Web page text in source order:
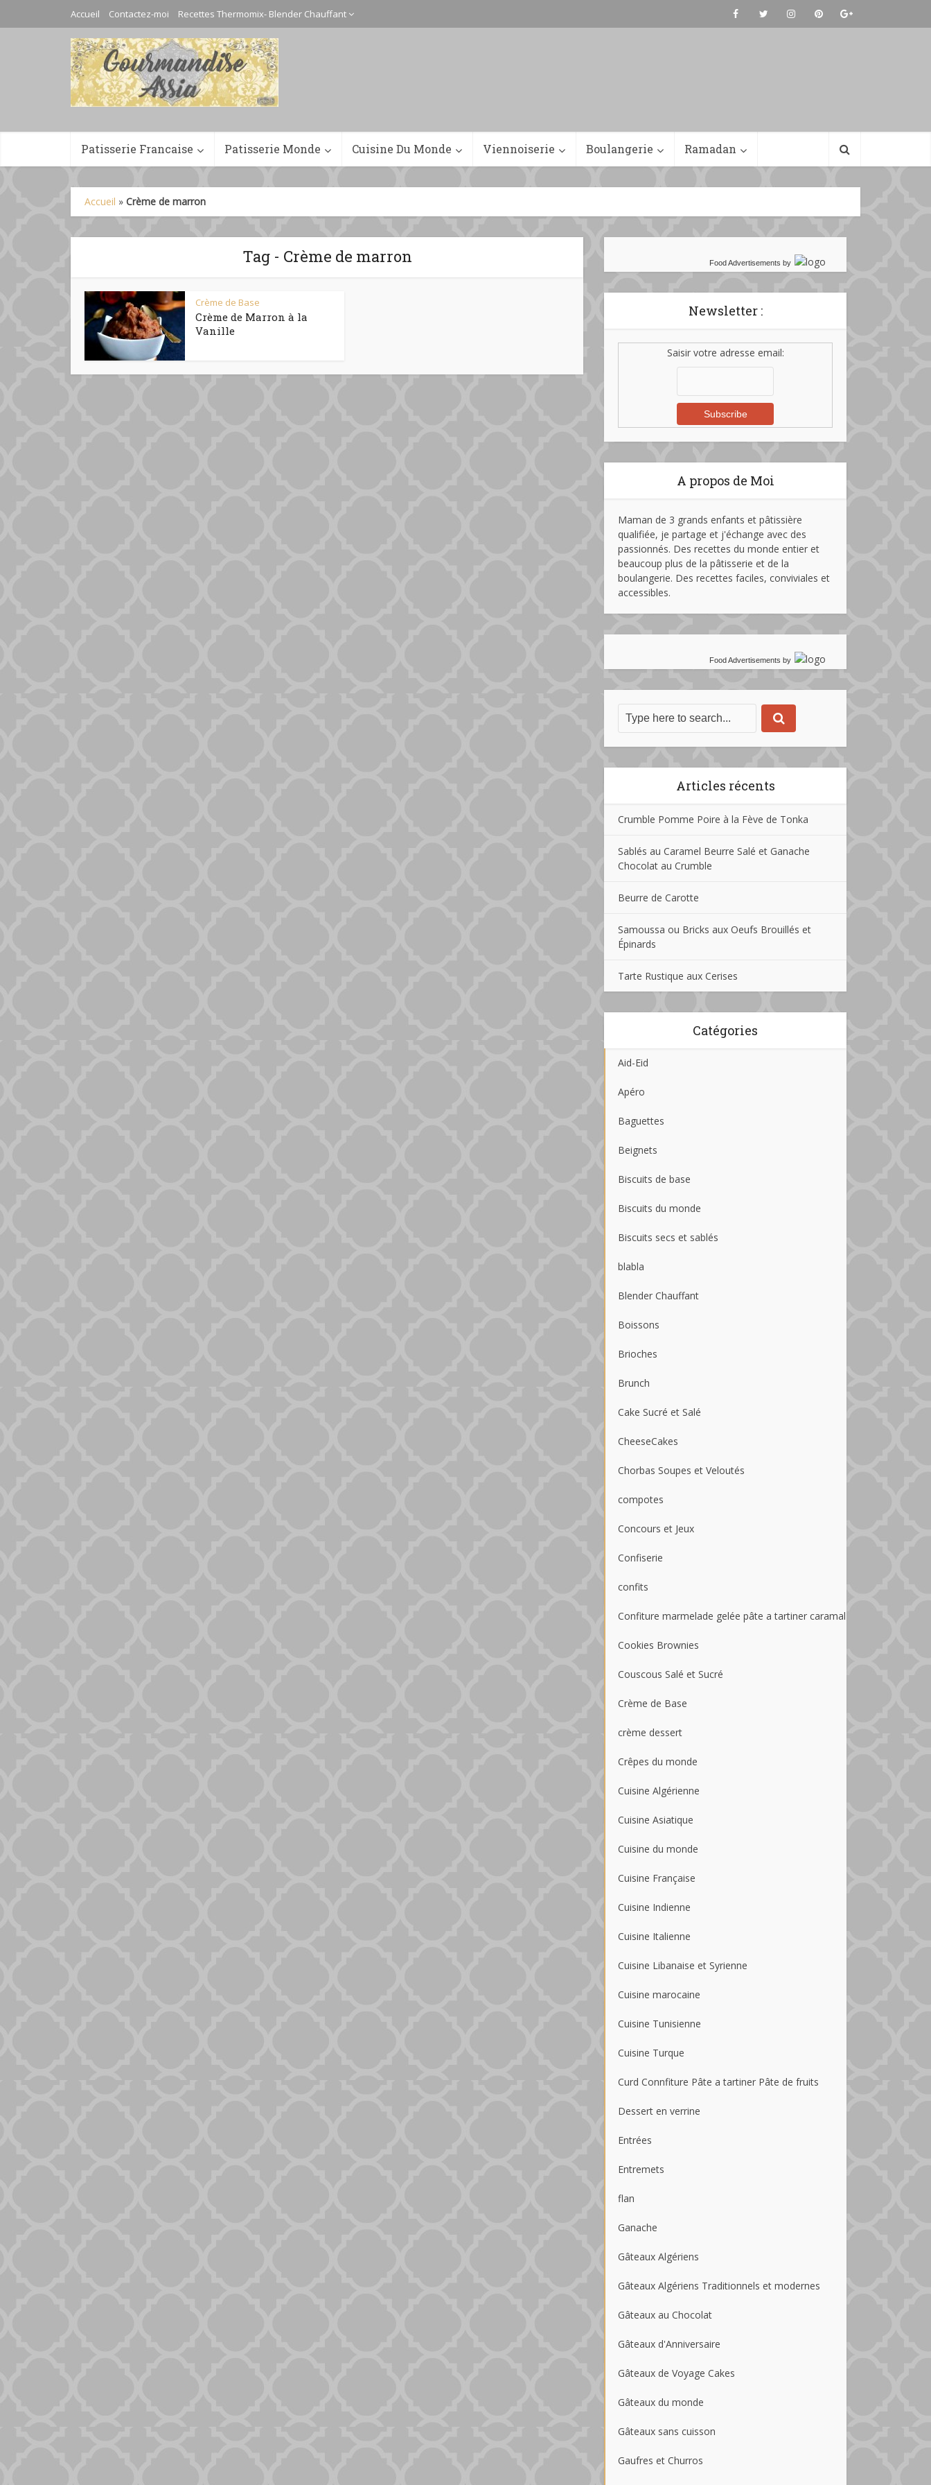
Accueil Contactez-moi Recettes Thermomix- Blender Chauffant
Patisserie Francaise Patisserie Monde Cuisine Du Monde Viennoiserie Boulangerie Ramadan
Accueil » Crème de marron
Tag - Crème de marron
Crème de Base
Crème de Marron à la
Vanille
Food Advertisements by
Newsletter :
Saisir votre adresse email:
A propos de Moi
Maman de 3 grands enfants et pâtissière
qualifiée, je partage et j'échange avec des
passionnés. Des recettes du monde entier et
beaucoup plus de la pâtisserie et de la
boulangerie. Des recettes faciles, conviviales et
accessibles.
Food Advertisements by
Articles récents
Crumble Pomme Poire à la Fève de Tonka
Sablés au Caramel Beurre Salé et Ganache
Chocolat au Crumble
Beurre de Carotte
Samoussa ou Bricks aux Oeufs Brouillés et
Épinards
Tarte Rustique aux Cerises
Catégories
Aid-Eid
Apéro
Baguettes
Beignets
Biscuits de base
Biscuits du monde
Biscuits secs et sablés
blabla
Blender Chauffant
Boissons
Brioches
Brunch
Cake Sucré et Salé
CheeseCakes
Chorbas Soupes et Veloutés
compotes
Concours et Jeux
Confiserie
confits
Confiture marmelade gelée pâte a tartiner caramal
Cookies Brownies
Couscous Salé et Sucré
Crème de Base
crème dessert
Crêpes du monde
Cuisine Algérienne
Cuisine Asiatique
Cuisine du monde
Cuisine Française
Cuisine Indienne
Cuisine Italienne
Cuisine Libanaise et Syrienne
Cuisine marocaine
Cuisine Tunisienne
Cuisine Turque
Curd Connfiture Pâte a tartiner Pâte de fruits
Dessert en verrine
Entrées
Entremets
flan
Ganache
Gâteaux Algériens
Gâteaux Algériens Traditionnels et modernes
Gâteaux au Chocolat
Gâteaux d'Anniversaire
Gâteaux de Voyage Cakes
Gâteaux du monde
Gâteaux sans cuisson
Gaufres et Churros